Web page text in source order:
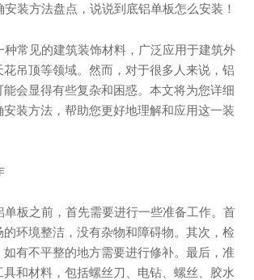
装方法盘点，说说到底铝单板怎么安装！
种常见的建筑装饰材料，广泛应用于建筑外
吊顶等领域。然而，对于很多人来说，铝
会显得有些复杂和困惑。本文将为您详细
装方法，帮助您更好地理解和应用这一装
单板之前，首先需要进行一些准备工作。首
的环境整洁，没有杂物和障碍物。其次，检
有不平整的地方需要进行修补。最后，准
和材料，包括螺丝刀、电钻、螺丝、胶水